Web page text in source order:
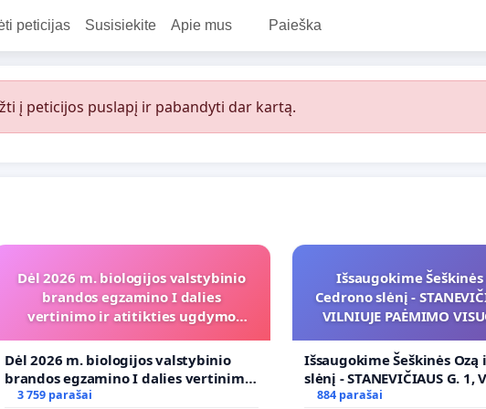
peticijas Susisiekite Apie mus Paieška
į peticijos puslapį ir pabandyti dar kartą.
Dėl 2026 m. biologijos valstybinio
brandos egzamino I dalies
vertinimo ir atitikties ugdymo
Dėl 2026 m. biologijos valstybinio
brandos egzamino I dalies vertinimo
ir atitikties ugdymo programai
3 759 parašai
Išsaugokime
Cedrono slėnį -
VILNIUJE PAĖMIMO
PRITAIKYMO VIEŠAJAI
FUNKCIJAI
Išsaugokime Šeškinės Ozą
slėnį - STANEVIČIAUS G. 1,
PAĖMIMO VISUOMENĖS
884 parašai